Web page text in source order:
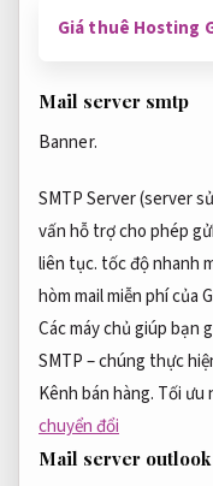
Giá thuê Hosting
Mail server smtp
Banner.
SMTP Server (server
vấn hỗ trợ cho phép
liên tục. tốc độ nhanh
hòm mail miễn phí của
Các máy chủ giúp bạn
SMTP – chúng thực
Kênh bán hàng. Tối ưu
chuyển đổi
Mail server outlook